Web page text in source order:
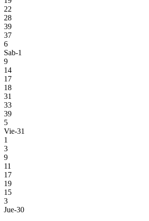
22
28
39
37
6
Sab-1
9
14
17
18
31
33
39
5
Vie-31
1
3
9
11
17
19
15
3
Jue-30